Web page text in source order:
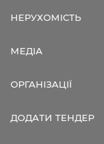
НЕРУХОМІСТЬ
МЕДІА
ОРГАНІЗАЦІЇ
ДОДАТИ ТЕНДЕР